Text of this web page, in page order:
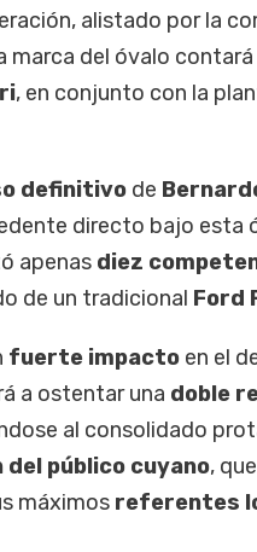
alistado por la
marca del óvalo
, en conjunto con la
definitivode
directo bajo esta
apenas diez
de un tradicional Ford
fuerte impactoen el
a ostentar una doble
al consolidado
del público cuyano,
máximos referentes